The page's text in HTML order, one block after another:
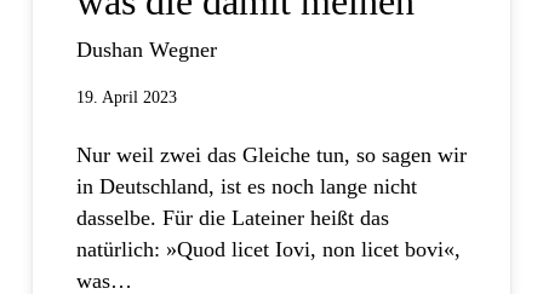
Dushan Wegner
19. April 2023
Nur weil zwei das Gleiche tun, so sagen wir
in Deutschland, ist es noch lange nicht
dasselbe. Für die Lateiner heißt das
natürlich: »Quod licet Iovi, non licet bovi«,
was…